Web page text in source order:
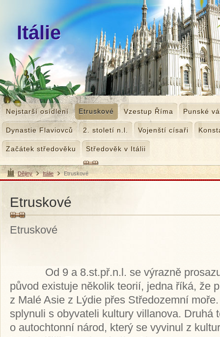
Itálie
Nejstarší osídlení Etruskové Vzestup Říma Punské
Dynastie Flaviovců 2. století n.l. Vojenští císaři
Začátek středověku Středověk v Itálii
Dějiny >
Itálie Etruskové
Etruskové
Etruskové
Od 9 a 8.st.př.n.l. se výrazně
původ existuje několik teorií, jedna říká, že
z Malé Asie z Lýdie přes Středozemní
splynuli s obyvateli kultury villanova. Druhá
o autochtonní národ, který se vyvinul z